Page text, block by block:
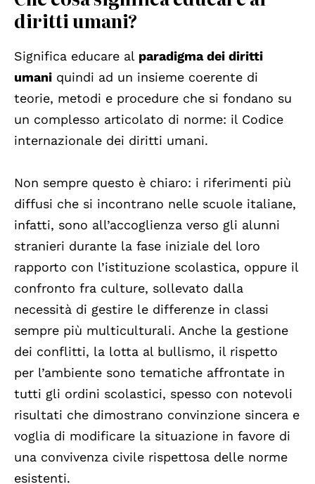
diritti umani?
Significa educare al paradigma dei diritti
umani quindi ad un insieme coerente di
teorie, metodi e procedure che si fondano su
un complesso articolato di norme: il Codice
internazionale dei diritti umani.
Non sempre questo è chiaro: i riferimenti più
diffusi che si incontrano nelle scuole italiane,
infatti, sono all’accoglienza verso gli alunni
stranieri durante la fase iniziale del loro
rapporto con l’istituzione scolastica, oppure il
confronto fra culture, sollevato dalla
necessità di gestire le differenze in classi
sempre più multiculturali. Anche la gestione
dei conflitti, la lotta al bullismo, il rispetto
per l’ambiente sono tematiche affrontate in
tutti gli ordini scolastici, spesso con notevoli
risultati che dimostrano convinzione sincera e
voglia di modificare la situazione in favore di
una convivenza civile rispettosa delle norme
esistenti.